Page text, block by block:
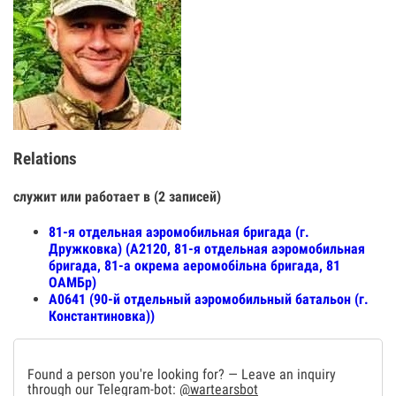
Relations
служит или работает в (2 записей)
81-я отдельная аэромобильная бригада (г.
Дружковка) (А2120, 81-я отдельная аэромобильная
бригада, 81-а окрема аеромобільна бригада, 81
ОАМБр)
А0641 (90-й отдельный аэромобильный батальон (г.
Константиновка))
Found a person you're looking for? — Leave an inquiry
through our Telegram-bot: @wartearsbot